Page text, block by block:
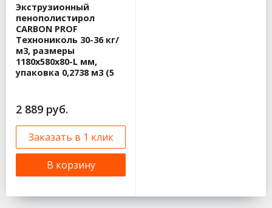
Экструзионный
пенополистирол
CARBON PROF
Технониколь 30-36 кг/
м3, размеры
1180х580х80-L мм,
упаковка 0,2738 м3 (5
2 889 руб.
Заказать в 1 клик
В корзину